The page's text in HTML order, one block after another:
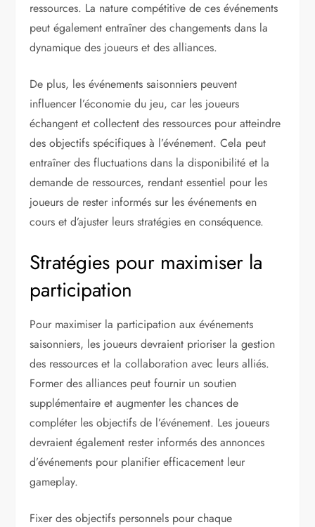
ressources. La nature compétitive de ces événements
peut également entraîner des changements dans la
dynamique des joueurs et des alliances.
De plus, les événements saisonniers peuvent
influencer l’économie du jeu, car les joueurs
échangent et collectent des ressources pour atteindre
des objectifs spécifiques à l’événement. Cela peut
entraîner des fluctuations dans la disponibilité et la
demande de ressources, rendant essentiel pour les
joueurs de rester informés sur les événements en
cours et d’ajuster leurs stratégies en conséquence.
Stratégies pour maximiser la
participation
Pour maximiser la participation aux événements
saisonniers, les joueurs devraient prioriser la gestion
des ressources et la collaboration avec leurs alliés.
Former des alliances peut fournir un soutien
supplémentaire et augmenter les chances de
compléter les objectifs de l’événement. Les joueurs
devraient également rester informés des annonces
d’événements pour planifier efficacement leur
gameplay.
Fixer des objectifs personnels pour chaque